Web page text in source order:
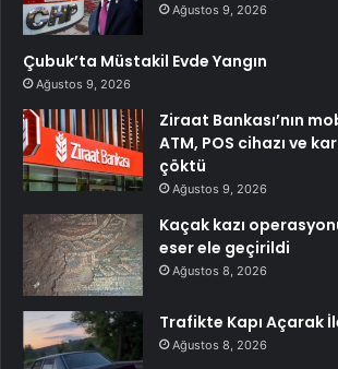
Ağustos 9, 2026
Çubuk’ta Müstakil Evde Yangın
Ağustos 9, 2026
Ziraat Bankası’nın
ATM, POS cihazı ve
çöktü
Ağustos 9, 2026
Kaçak kazı
eser ele geçirildi
Ağustos 8, 2026
Trafikte Kapı Açarak
Ağustos 8, 2026